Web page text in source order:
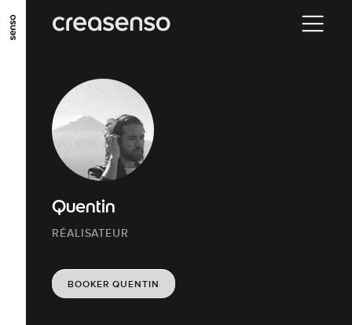
ALLER AU CONTENU PRINCIPAL
ALLER EN BAS DE PAGE
Quentin
RÉALISATEUR
BOOKER QUENTIN